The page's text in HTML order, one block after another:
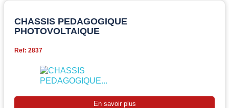
CHASSIS PEDAGOGIQUE
PHOTOVOLTAIQUE
Ref: 2837
En savoir plus